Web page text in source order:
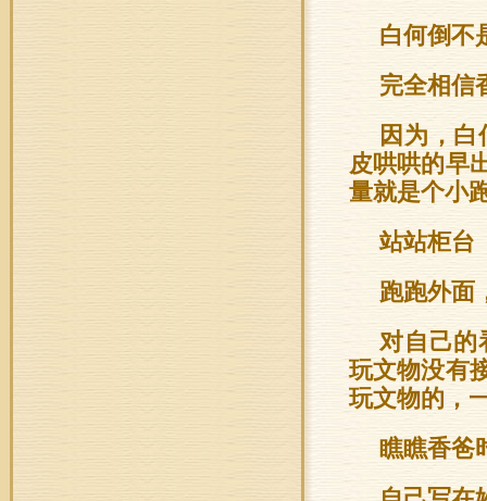
白何倒不
完全相信
因为，
皮哄哄的早
量就是个小
站站柜台
跑跑外面
对自己的
玩文物没有
玩文物的，
瞧瞧香爸